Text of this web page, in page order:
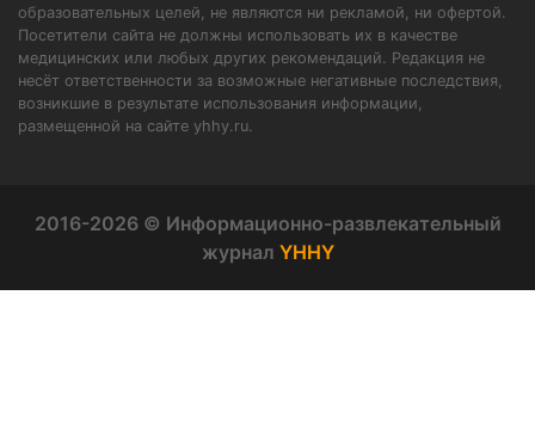
образовательных целей, не являются ни рекламой, ни офертой.
Посетители сайта не должны использовать их в качестве
медицинских или любых других рекомендаций. Редакция не
несёт ответственности за возможные негативные последствия,
возникшие в результате использования информации,
размещенной на сайте yhhy.ru.
2016-2026 © Информационно-развлекательный
журнал YHHY